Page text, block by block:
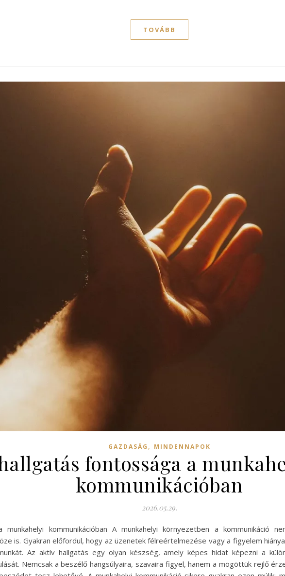
TOVÁBB
GAZDASÁG , MINDENNAPOK
fontossága a
kommunikációban
2026.05.29.
kommunikációban A munkahelyi környezetben a kommunikáció
is. Gyakran előfordul, hogy az üzenetek félreértelmezése vagy a figyelem
Az aktív hallgatás egy olyan készség, amely képes hidat képezni a
Nemcsak a beszélő hangsúlyaira, szavaira figyel, hanem a mögöttük rejlő